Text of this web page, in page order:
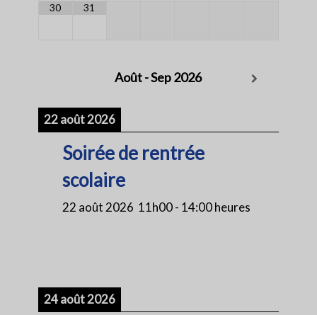
30 31
Août - Sep 2026
22 août 2026
Soirée de rentrée
scolaire
22 août 2026 11h00- 14:00 heures
24 août 2026